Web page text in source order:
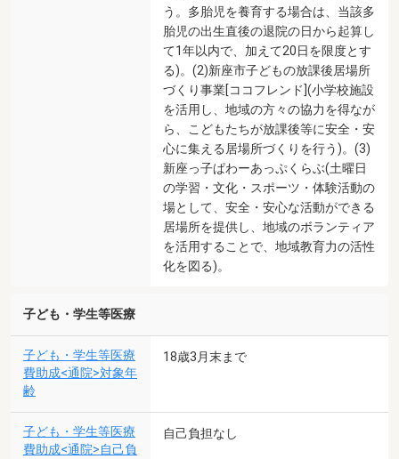
う。多胎児を養育する場合は、当該多
胎児の出生直後の退院の日から起算し
て1年以内で、加えて20日を限度とす
る)。(2)新座市子どもの放課後居場所
づくり事業[ココフレンド](小学校施設
を活用し、地域の方々の協力を得なが
ら、こどもたちが放課後等に安全・安
心に集える居場所づくりを行う)。(3)
新座っ子ぱわーあっぷくらぶ(土曜日
の学習・文化・スポーツ・体験活動の
場として、安全・安心な活動ができる
居場所を提供し、地域のボランティア
を活用することで、地域教育力の活性
化を図る)。
子ども・学生等医療
子ども・学生等医療
費助成<通院>対象年
齢
18歳3月末まで
子ども・学生等医療
費助成<通院>自己負
自己負担なし